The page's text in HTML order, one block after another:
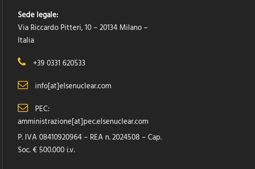
Sede legale:
Via Riccardo Pitteri, 10 – 20134 Milano –
Italia
+39 0331 620533
info[at]elsenuclear.com
PEC:
amministrazione[at]pec.elsenuclear.com
P. IVA 08410920964 – REA n. 2024508 – Cap.
Soc. € 500.000 i.v.